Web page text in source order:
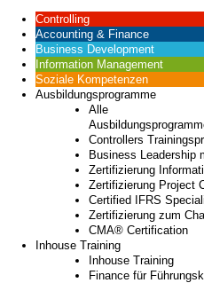
Controlling
Accounting & Finance
Business Development
Information Management
Soziale Kompetenzen
Ausbildungsprogramme
Alle
Controllers
Business Leadership
Zertifizierung
Zertifizierung Project
Certified IFRS
Zertifizierung zum
CMA® Certification
Inhouse Training
Inhouse Training
Finance für